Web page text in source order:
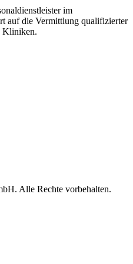
im
auf die Vermittlung qualifizierter
Kliniken.
Alle Rechte vorbehalten.